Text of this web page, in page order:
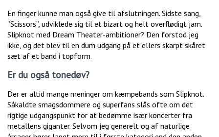
En finger kunne man også give til afslutningen. Sidste sang,
”Scissors”, udviklede sig til et bizart og helt overflødigt jam.
Slipknot med Dream Theater-ambitioner? Den forstod jeg
ikke, og det blev til en dum udgang på et ellers skarpt skåret
sæt af et band i topform.
Er du også tonedøv?
Der er altid mange meninger om kæmpebands som Slipknot.
Såkaldte smagsdommere og superfans slås ofte om det
rigtige udgangspunkt for at bedømme især koncerter fra
metallens giganter. Selvom jeg generelt og af naturlige